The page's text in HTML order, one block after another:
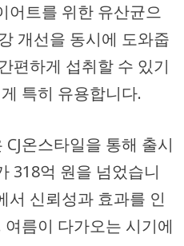
어트를 위한 유산균으
개선을 동시에 도와줍
편하게 섭취할 수 있기
특히 유용합니다.
온스타일을 통해 출시
318억 원을 넘었습니
서 신뢰성과 효과를 인
름이 다가오는 시기에